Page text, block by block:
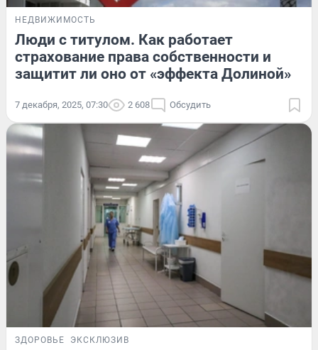
НЕДВИЖИМОСТЬ
Люди с титулом. Как работает
страхование права собственности и
защитит ли оно от «эффекта Долиной»
7 декабря, 2025, 07:30 2 608 Обсудить
ЗДОРОВЬЕ ЭКСКЛЮЗИВ